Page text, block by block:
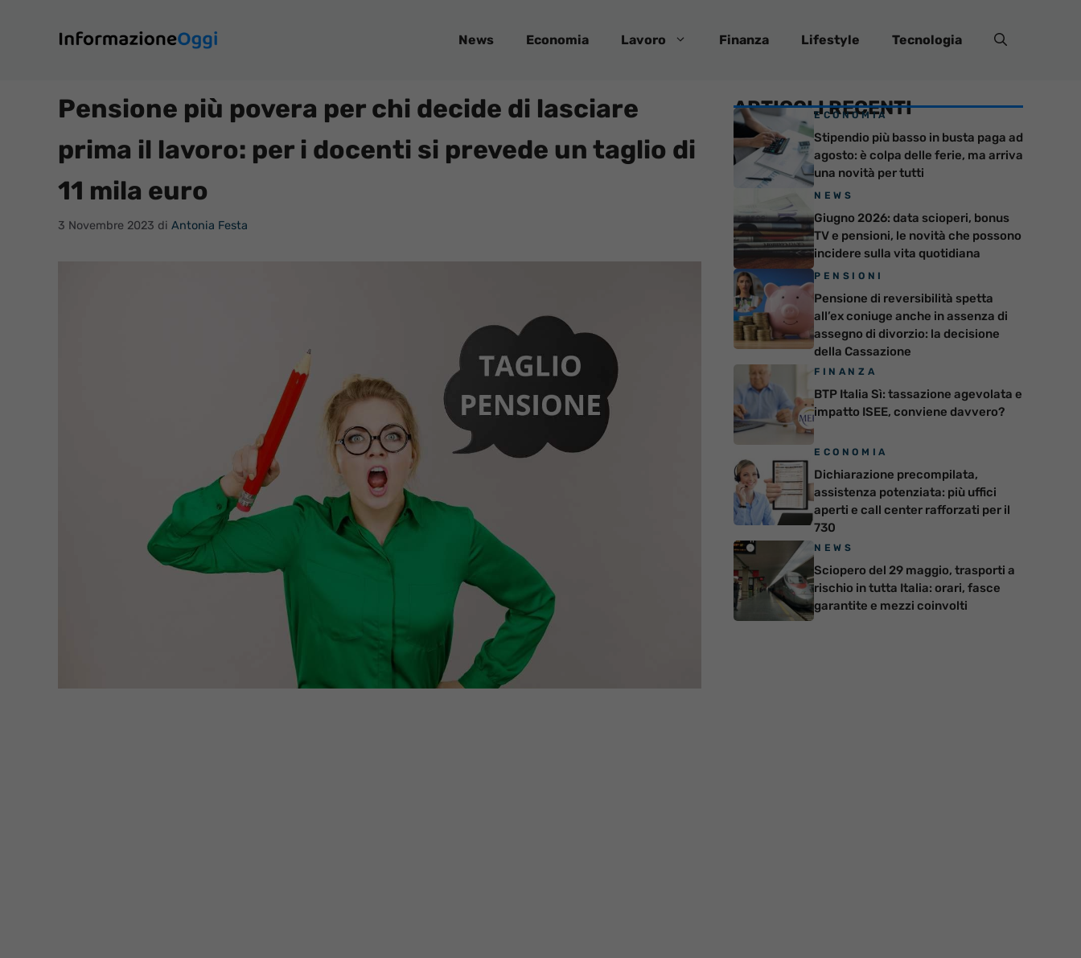
contenuto
News Economia Lavoro Finanza Lifestyle Tecnologia
Pensione più povera per chi decide di lasciare
prima il lavoro: per i docenti si prevede un taglio di
11 mila euro
3 Novembre 2023 di Antonia Festa
ARTICOLI RECENTI
ECONOMIA
Stipendio più basso in busta paga ad
agosto: è colpa delle ferie, ma arriva
una novità per tutti
NEWS
Giugno 2026: data scioperi, bonus
TV e pensioni, le novità che possono
incidere sulla vita quotidiana
PENSIONI
Pensione di reversibilità spetta
all’ex coniuge anche in assenza di
assegno di divorzio: la decisione
della Cassazione
FINANZA
BTP Italia Sì: tassazione agevolata e
impatto ISEE, conviene davvero?
ECONOMIA
Dichiarazione precompilata,
assistenza potenziata: più uffici
aperti e call center rafforzati per il
730
NEWS
Sciopero del 29 maggio, trasporti a
rischio in tutta Italia: orari, fasce
garantite e mezzi coinvolti